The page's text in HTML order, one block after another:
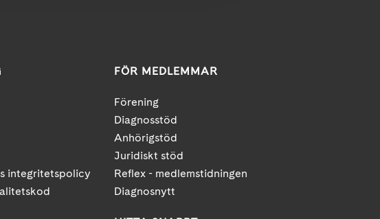
integritetspolicy
FÖR MEDLEMMAR
Förening
Diagnosstöd
Anhörigstöd
Juridiskt stöd
Reflex - medlemstidningen
Diagnosnytt